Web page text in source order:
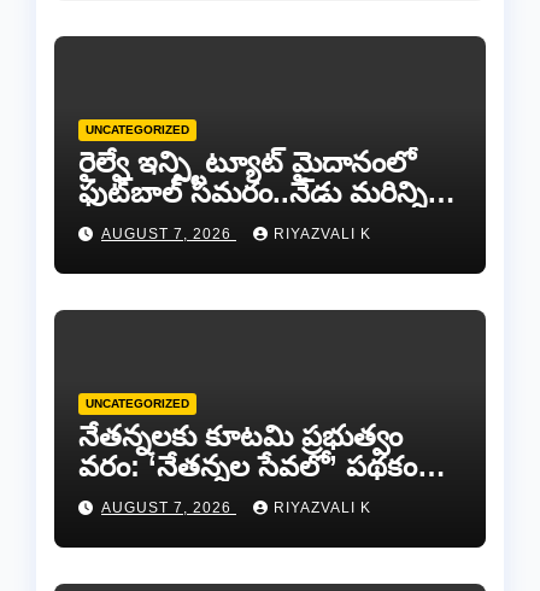
UNCATEGORIZED
రైల్వే ఇన్స్టిట్యూట్ మైదానంలో
ఫుట్‌బాల్ సమరం..నేడు మరిన్ని
జట్లు సిద్ధం!.
AUGUST 7, 2026 RIYAZVALI K
UNCATEGORIZED
​నేతన్నలకు కూటమి ప్రభుత్వం
వరం: ‘నేతన్నల సేవలో’ పథకం
ద్వారా ఏటా ₹25,000 ఆర్థిక
AUGUST 7, 2026 RIYAZVALI K